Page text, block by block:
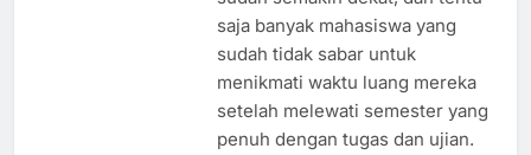
saja banyak mahasiswa yang
sudah tidak sabar untuk
menikmati waktu luang mereka
setelah melewati semester yang
penuh dengan tugas dan ujian.